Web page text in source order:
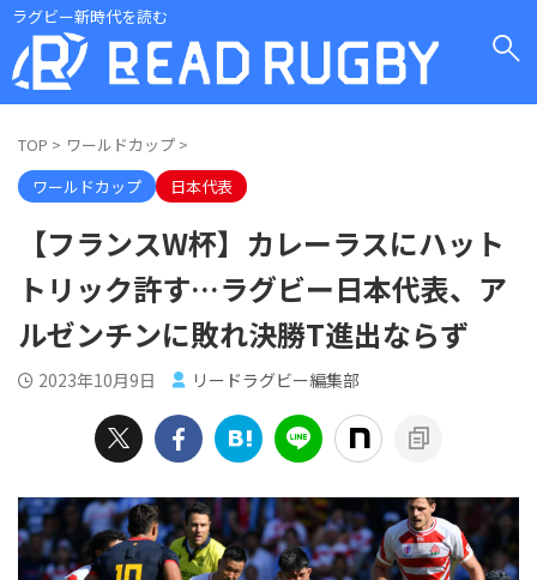
ラグビー新時代を読む
TOP > ワールドカップ >
ワールドカップ
日本代表
【フランスW杯】カレーラスにハット
トリック許す…ラグビー日本代表、ア
ルゼンチンに敗れ決勝T進出ならず
2023年10月9日 リードラグビー編集部